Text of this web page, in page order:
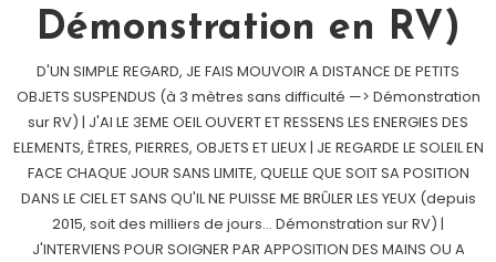
Démonstration en RV)
D'UN SIMPLE REGARD, JE FAIS MOUVOIR A DISTANCE DE PETITS
OBJETS SUSPENDUS (à 3 mètres sans difficulté —> Démonstration
sur RV) | J'AI LE 3EME OEIL OUVERT ET RESSENS LES ENERGIES DES
ELEMENTS, ÊTRES, PIERRES, OBJETS ET LIEUX | JE REGARDE LE SOLEIL EN
FACE CHAQUE JOUR SANS LIMITE, QUELLE QUE SOIT SA POSITION
DANS LE CIEL ET SANS QU'IL NE PUISSE ME BRÛLER LES YEUX (depuis
2015, soit des milliers de jours… Démonstration sur RV) |
J'INTERVIENS POUR SOIGNER PAR APPOSITION DES MAINS OU A